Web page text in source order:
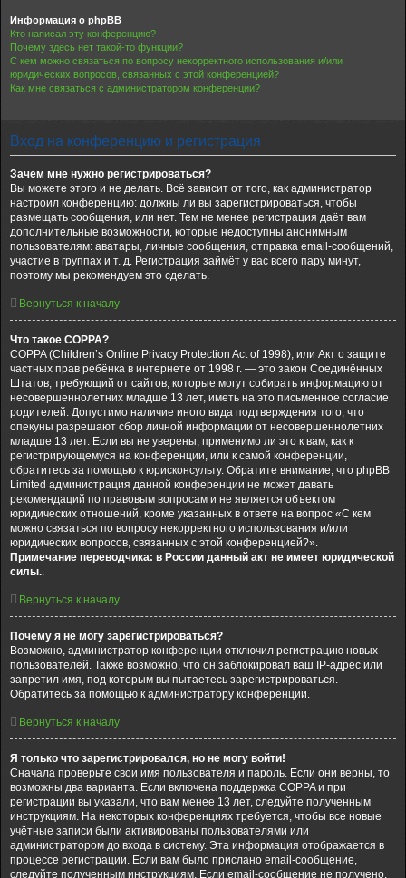
Информация о phpBB
Кто написал эту конференцию?
Почему здесь нет такой-то функции?
С кем можно связаться по вопросу некорректного использования и/или
юридических вопросов, связанных с этой конференцией?
Как мне связаться с администратором конференции?
Вход на конференцию и регистрация
Зачем мне нужно регистрироваться?
Вы можете этого и не делать. Всё зависит от того, как администратор
настроил конференцию: должны ли вы зарегистрироваться, чтобы
размещать сообщения, или нет. Тем не менее регистрация даёт вам
дополнительные возможности, которые недоступны анонимным
пользователям: аватары, личные сообщения, отправка email-сообщений,
участие в группах и т. д. Регистрация займёт у вас всего пару минут,
поэтому мы рекомендуем это сделать.
Вернуться к началу
Что такое COPPA?
COPPA (Children’s Online Privacy Protection Act of 1998), или Акт о защите
частных прав ребёнка в интернете от 1998 г. — это закон Соединённых
Штатов, требующий от сайтов, которые могут собирать информацию от
несовершеннолетних младше 13 лет, иметь на это письменное согласие
родителей. Допустимо наличие иного вида подтверждения того, что
опекуны разрешают сбор личной информации от несовершеннолетних
младше 13 лет. Если вы не уверены, применимо ли это к вам, как к
регистрирующемуся на конференции, или к самой конференции,
обратитесь за помощью к юрисконсульту. Обратите внимание, что phpBB
Limited администрация данной конференции не может давать
рекомендаций по правовым вопросам и не является объектом
юридических отношений, кроме указанных в ответе на вопрос «С кем
можно связаться по вопросу некорректного использования и/или
юридических вопросов, связанных с этой конференцией?».
Примечание переводчика: в России данный акт не имеет юридической
силы..
Вернуться к началу
Почему я не могу зарегистрироваться?
Возможно, администратор конференции отключил регистрацию новых
пользователей. Также возможно, что он заблокировал ваш IP-адрес или
запретил имя, под которым вы пытаетесь зарегистрироваться.
Обратитесь за помощью к администратору конференции.
Вернуться к началу
Я только что зарегистрировался, но не могу войти!
Сначала проверьте свои имя пользователя и пароль. Если они верны, то
возможны два варианта. Если включена поддержка COPPA и при
регистрации вы указали, что вам менее 13 лет, следуйте полученным
инструкциям. На некоторых конференциях требуется, чтобы все новые
учётные записи были активированы пользователями или
администратором до входа в систему. Эта информация отображается в
процессе регистрации. Если вам было прислано email-сообщение,
следуйте полученным инструкциям. Если email-сообщение не получено,